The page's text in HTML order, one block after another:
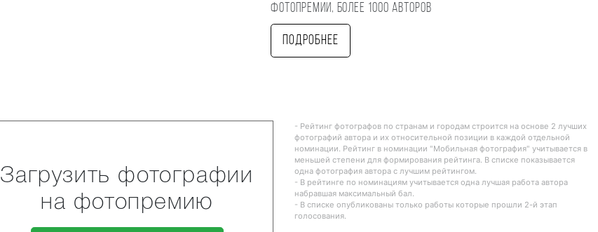
фотопремии, более 1000 авторов
Подробнее
Загрузить фотографии
на фотопремию
- Рейтинг фотографов по странам и городам строится на основе 2 лучших
фотографий автора и их относительной позиции в каждой отдельной
номинации. Рейтинг в номинации "Мобильная фотография" учитывается в
меньшей степени для формирования рейтинга. В списке показывается
одна фотография автора с лучшим рейтингом.
- В рейтинге по номинациям учитывается одна лучшая работа автора
набравшая максимальный бал.
- В списке опубликованы только работы которые прошли 2-й этап
голосования.